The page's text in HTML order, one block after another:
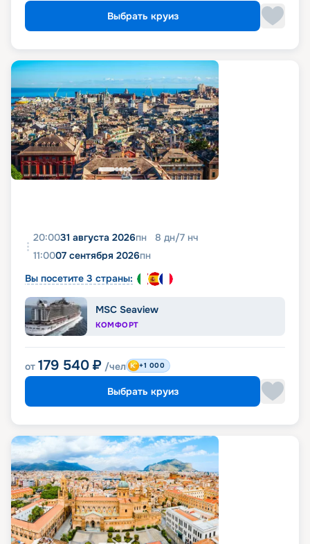
Выбрать круиз
20:0031 августа 2026пн 8 дн/7 нч
11:0007 сентября 2026пн
Вы посетите 3 страны:
MSC Seaview
КОМФОРТ
от 179 540 ₽ /чел +1 000
Выбрать круиз